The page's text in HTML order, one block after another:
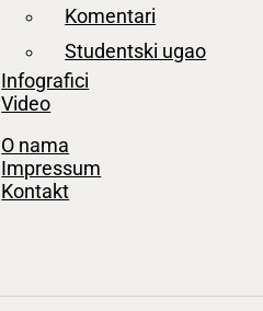
Komentari
Studentski ugao
Infografici
Video
O nama
Impressum
Kontakt